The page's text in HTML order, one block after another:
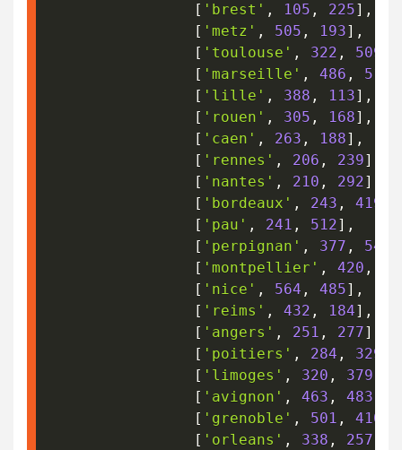
[ 'brest' , 105 , 225] ,
[ 'metz' , 505 , 193] ,
[ 'toulouse' , 322 , 509
[ 'marseille' , 486 , 510
[ 'lille' , 388 , 113] ,
[ 'rouen' , 305 , 168] ,
[ 'caen' , 263 , 188] ,
[ 'rennes' , 206 , 239]
[ 'nantes' , 210 , 292]
[ 'bordeaux' , 243 , 419
[ 'pau' , 241 , 512] ,
[ 'perpignan' , 377 , 549
[ 'montpellier' , 420 ,
[ 'nice' , 564 , 485] ,
[ 'reims' , 432 , 184] ,
[ 'angers' , 251 , 277]
[ 'poitiers' , 284 , 329
[ 'limoges' , 320 , 379
[ 'avignon' , 463 , 483
[ 'grenoble' , 501 , 410
[ 'orleans' , 338 , 257